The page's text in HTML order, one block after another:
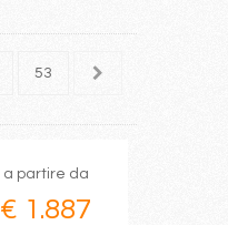
53
a partire da
€ 1.887